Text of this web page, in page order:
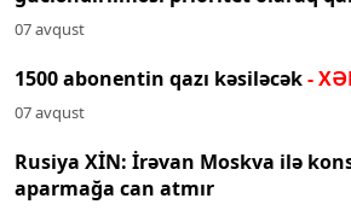
07 avqust
1500 abonentin qazı kəsiləcək-
07 avqust
Rusiya XİN: İrəvan Moskva ilə
aparmağa can atmır